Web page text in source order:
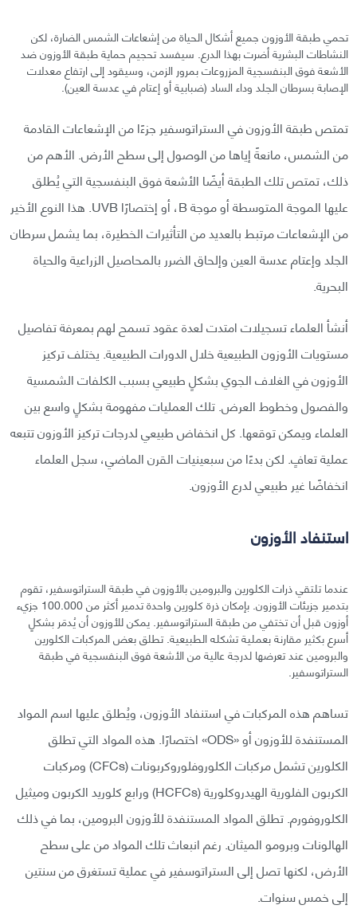
تحمي طبقة الأوزون جميع أشكال الحياة من إشعاعات الشمس الضارة، لكن
النشاطات البشرية أضرت بهذا الدرع. سيفسد تحجيم حماية طبقة الأوزون ضد
الأشعة فوق البنفسجية المزروعات بمرور الزمن، وسيقود إلى ارتفاع معدلات
الإصابة بسرطان الجلد وداء الساد (ضبابية أو إعتام في عدسة العين).
تمتص طبقة الأوزون في الستراتوسفير جزءًا من الإشعاعات القادمة
من الشمس، مانعةً إياها من الوصول إلى سطح الأرض. الأهم من
ذلك، تمتص تلك الطبقة أيضًا الأشعة فوق البنفسجية التي يُطلق
عليها الموجة المتوسطة أو موجة B، أو إختصارًا UVB. هذا النوع الأخير
من الإشعاعات مرتبط بالعديد من التأثيرات الخطيرة، بما يشمل سرطان
الجلد وإعتام عدسة العين وإلحاق الضرر بالمحاصيل الزراعية والحياة
البحرية.
أنشأ العلماء تسجيلات امتدت لعدة عقود تسمح لهم بمعرفة تفاصيل
مستويات الأوزون الطبيعية خلال الدورات الطبيعية. يختلف تركيز
الأوزون في الغلاف الجوي بشكلٍ طبيعي بسبب الكلفات الشمسية
والفصول وخطوط العرض. تلك العمليات مفهومة بشكلٍ واسع بين
العلماء ويمكن توقعها. كل انخفاض طبيعي لدرجات تركيز الأوزون تتبعه
عملية تعافٍ. لكن بدءًا من سبعينيات القرن الماضي، سجل العلماء
انخفاضًا غير طبيعي لدرع الأوزون.
استنفاد الأوزون
عندما تلتقي ذرات الكلورين والبرومين بالأوزون في طبقة الستراتوسفير، تقوم
بتدمير جزيئات الأوزون. بإمكان ذرة كلورين واحدة تدمير أكثر من 100.000 جزيء
أوزون قبل أن تختفي من طبقة الستراتوسفير. يمكن للأوزون أن يُدمَر بشكلٍ
أسرع بكثير مقارنة بعملية تشكله الطبيعية. تطلق بعض المركبات الكلورين
والبرومين عند تعرضها لدرجة عالية من الأشعة فوق البنفسجية في طبقة
الستراتوسفير.
تساهم هذه المركبات في استنفاد الأوزون، ويُطلق عليها اسم المواد
المستنفدة للأوزون أو «ODS» اختصارًا. هذه المواد التي تطلق
الكلورين تشمل مركبات الكلوروفلوروكربونات (CFCs) ومركبات
الكربون الفلورية الهيدروكلورية (HCFCs) ورابع كلوريد الكربون وميثيل
الكلوروفورم. تطلق المواد المستنفدة للأوزون البرومين، بما في ذلك
الهالونات وبرومو الميثان. رغم انبعاث تلك المواد من على سطح
الأرض، لكنها تصل إلى الستراتوسفير في عملية تستغرق من سنتين
إلى خمس سنوات.